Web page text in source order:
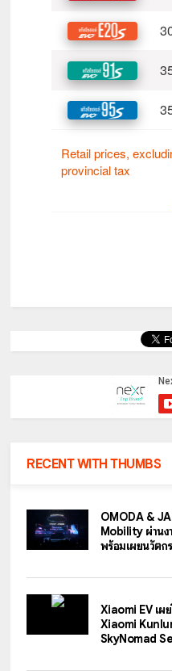
RECENT WITH THUMBS
OMODA &
Mobility ผ่านง
พร้อมเผยนวัต
Xiaomi EV เผ
Xiaomi
SkyNomad